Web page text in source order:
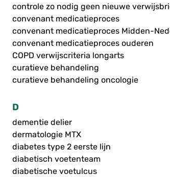
controle zo nodig geen nieuwe
convenant medicatieproces
convenant medicatieproces Midden-
convenant medicatieproces ouderen
COPD verwijscriteria longarts
curatieve behandeling
curatieve behandeling oncologie
D
dementie delier
dermatologie MTX
diabetes type 2 eerste lijn
diabetisch voetenteam
diabetische voetulcus